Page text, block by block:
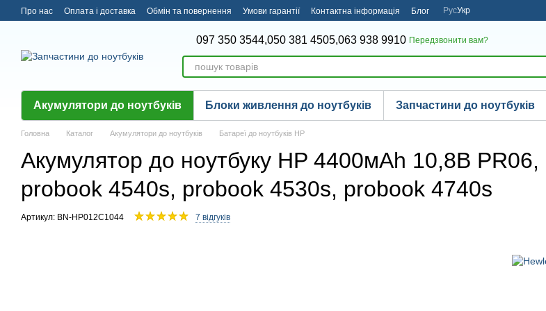
Перейти до основного контенту
Про нас Оплата і доставка Обмін та повернення Умови гарантії Контактна інформація Блог РусУкр
097 350 3544,050 381 4505,063 938 9910 Передзвонити вам?
Акумулятори до ноутбуків Блоки живлення до ноутбуків Запчастини до ноутбуків
Головна Каталог Акумулятори до ноутбуків Батареї до ноутбуків HP
Акумулятор до ноутбуку HP 4400мAh 10,8В
probook 4540s, probook 4530s, probook 4740s
Артикул: BN-HP012C1044 7 відгуків